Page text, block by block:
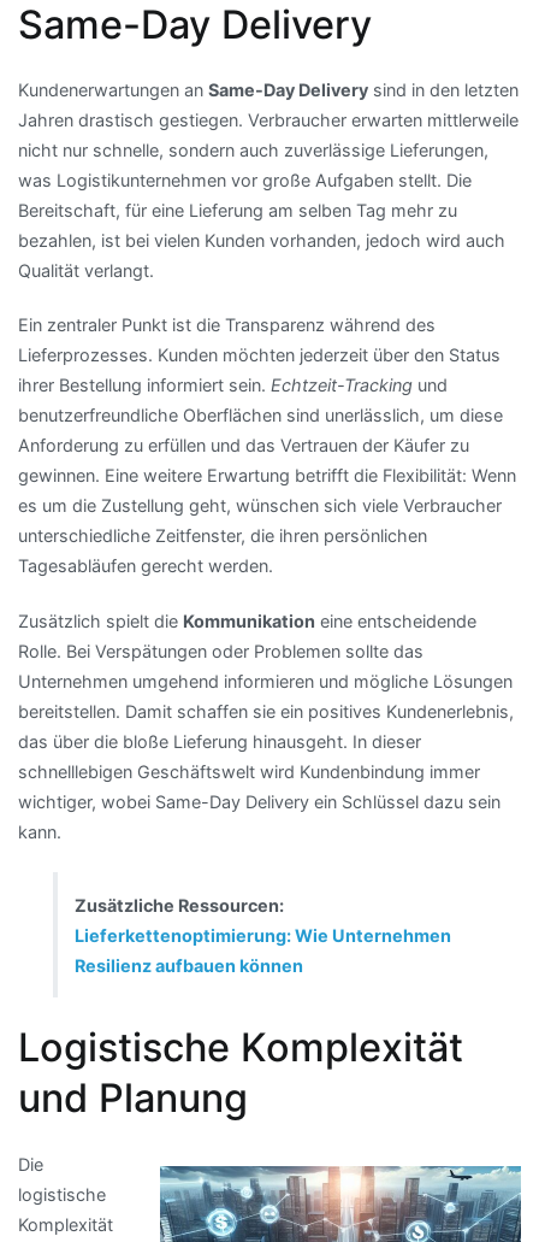
Same-Day Delivery
Kundenerwartungen an Same-Day Delivery sind in den letzten
Jahren drastisch gestiegen. Verbraucher erwarten mittlerweile
nicht nur schnelle, sondern auch zuverlässige Lieferungen,
was Logistikunternehmen vor große Aufgaben stellt. Die
Bereitschaft, für eine Lieferung am selben Tag mehr zu
bezahlen, ist bei vielen Kunden vorhanden, jedoch wird auch
Qualität verlangt.
Ein zentraler Punkt ist die Transparenz während des
Lieferprozesses. Kunden möchten jederzeit über den Status
ihrer Bestellung informiert sein. Echtzeit-Tracking und
benutzerfreundliche Oberflächen sind unerlässlich, um diese
Anforderung zu erfüllen und das Vertrauen der Käufer zu
gewinnen. Eine weitere Erwartung betrifft die Flexibilität: Wenn
es um die Zustellung geht, wünschen sich viele Verbraucher
unterschiedliche Zeitfenster, die ihren persönlichen
Tagesabläufen gerecht werden.
Zusätzlich spielt die Kommunikation eine entscheidende
Rolle. Bei Verspätungen oder Problemen sollte das
Unternehmen umgehend informieren und mögliche Lösungen
bereitstellen. Damit schaffen sie ein positives Kundenerlebnis,
das über die bloße Lieferung hinausgeht. In dieser
schnelllebigen Geschäftswelt wird Kundenbindung immer
wichtiger, wobei Same-Day Delivery ein Schlüssel dazu sein
kann.
Zusätzliche Ressourcen:
Lieferkettenoptimierung: Wie Unternehmen
Resilienz aufbauen können
Logistische Komplexität
und Planung
Die
logistische
Komplexität